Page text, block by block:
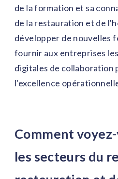
de la formation et sa
de la restauration et de
développer de nouvelles
fournir aux entreprises
digitales de collaboration
l'excellence
Comment
les secteurs du